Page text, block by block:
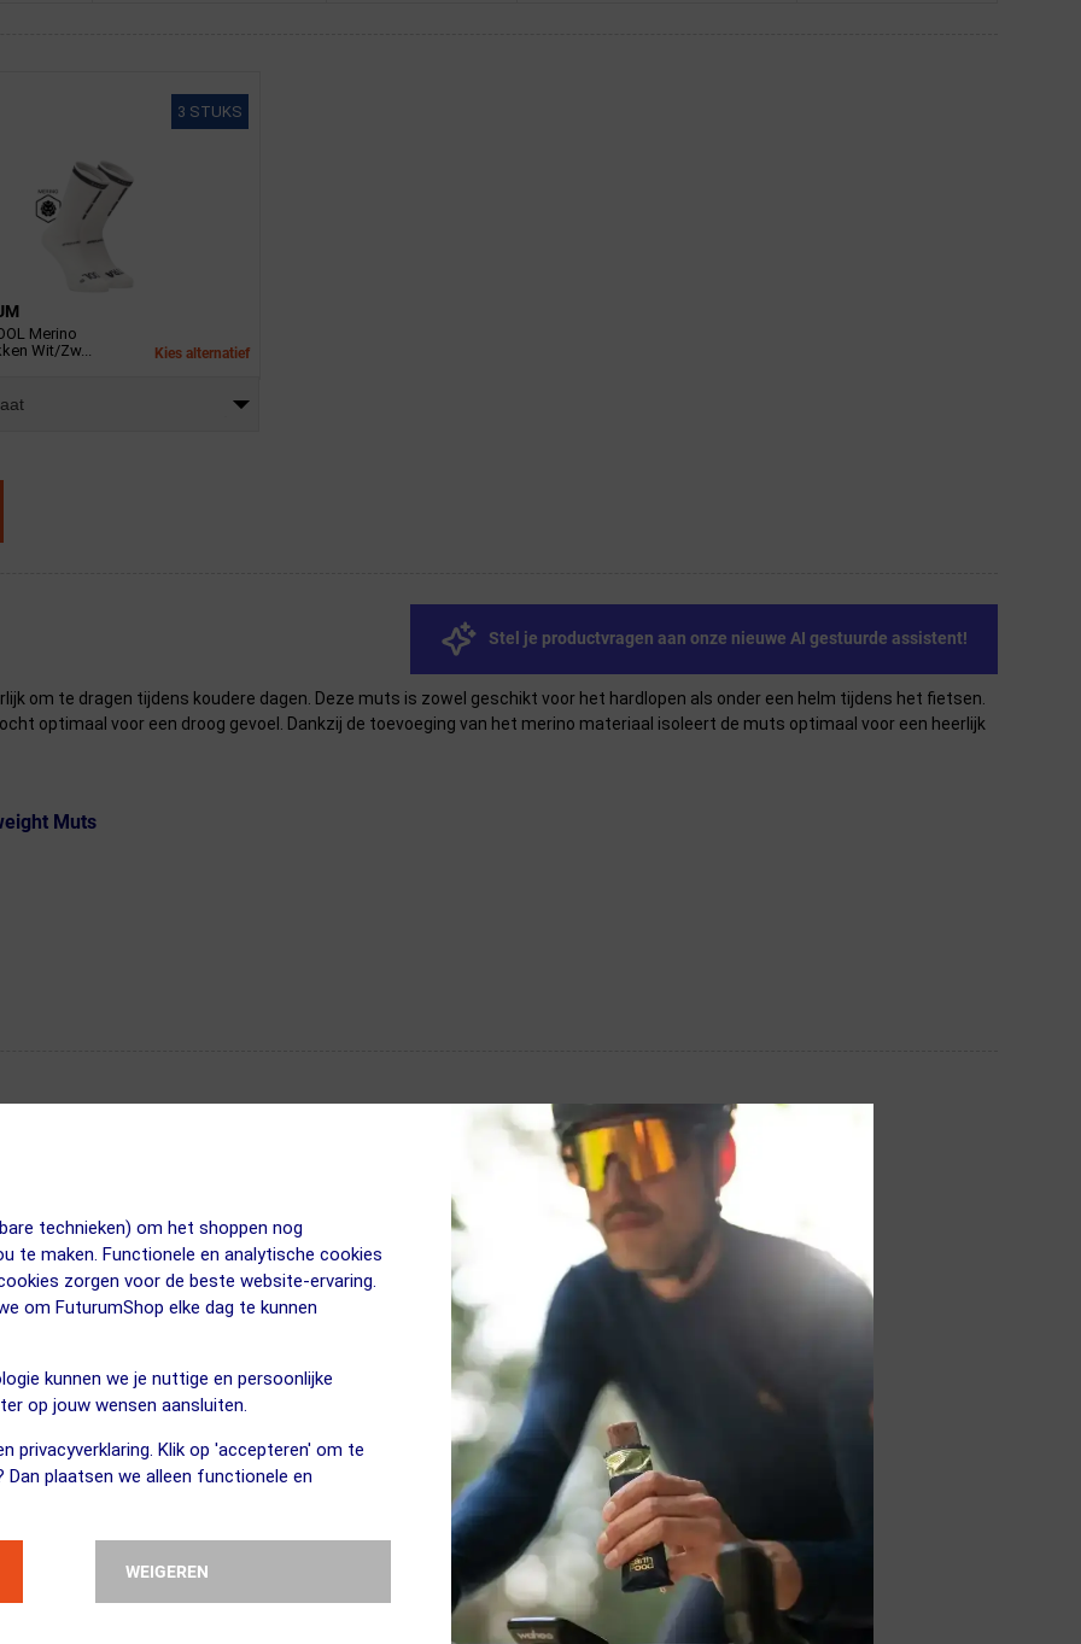
technieken) om het shoppen nog
te maken. Functionele en analytische cookies
zorgen voor de beste website-ervaring.
om FuturumShop elke dag te kunnen
kunnen we je nuttige en persoonlijke
op jouw wensen aansluiten.
privacyverklaring. Klik op 'accepteren' om te
Dan plaatsen we alleen functionele en
WEIGEREN
3 STUKS
Merino
Wit/Zw...
Kies alternatief
Stel je productvragen aan onze nieuwe AI gestuurde assistent!
om te dragen tijdens koudere dagen. Deze muts is zowel geschikt voor het hardlopen als onder een helm tijdens het fietsen.
optimaal voor een droog gevoel. Dankzij de toevoeging van het merino materiaal isoleert de muts optimaal voor een heerlijk
Muts